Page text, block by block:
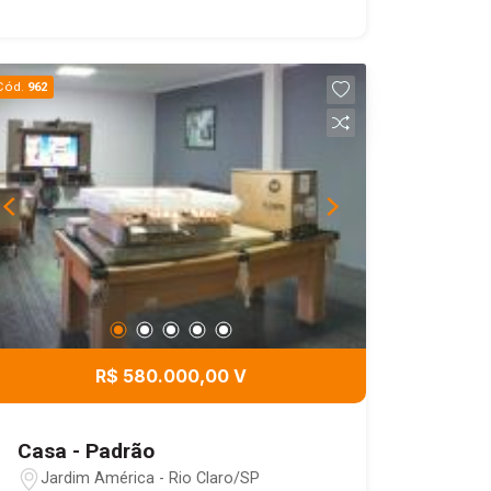
962
R$ 580.000,00 V
Casa - Padrão
Jardim América - Rio Claro/SP